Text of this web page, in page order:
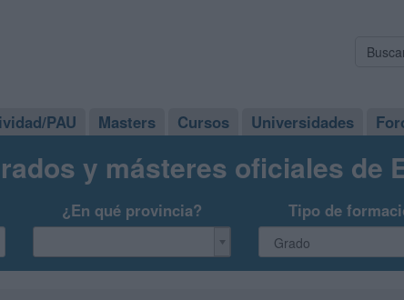
PAU Masters Cursos Universidades
y másteres oficiales de
¿En qué provincia? Tipo de